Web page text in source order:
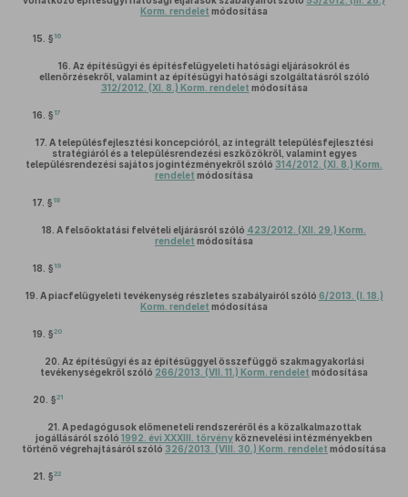
Korm. rendelet módosítása
15. § 16
16. Az építésügyi és építésfelügyeleti hatósági eljárásokról és
ellenőrzésekről, valamint az építésügyi hatósági szolgáltatásról szóló
312/2012. (XI. 8.) Korm. rendelet módosítása
16. § 17
17. A településfejlesztési koncepcióról, az integrált településfejlesztési
stratégiáról és a településrendezési eszközökről, valamint egyes
településrendezési sajátos jogintézményekről szóló 314/2012. (XI. 8.) Korm.
rendelet módosítása
17. § 18
18. A felsőoktatási felvételi eljárásról szóló 423/2012. (XII. 29.) Korm.
rendelet módosítása
18. § 19
19. A piacfelügyeleti tevékenység részletes szabályairól szóló 6/2013. (I. 18.)
Korm. rendelet módosítása
19. §20
20. Az építésügyi és az építésüggyel összefüggő szakmagyakorlási
tevékenységekről szóló 266/2013. (VII. 11.) Korm. rendelet módosítása
20. §21
21. A pedagógusok előmeneteli rendszeréről és a közalkalmazottak
jogállásáról szóló 1992. évi XXXIII. törvényköznevelési intézményekben
történő végrehajtásáról szóló 326/2013. (VIII. 30.) Korm. rendelet módosítása
21. §22